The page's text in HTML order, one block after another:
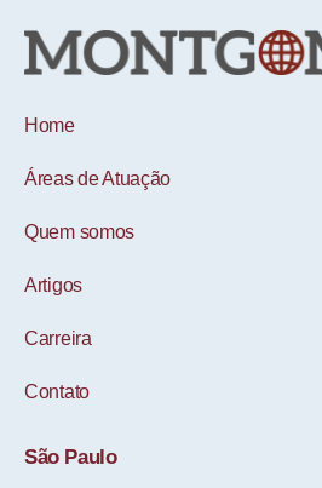
Home
Áreas de Atuação
Quem somos
Artigos
Carreira
Contato
São Paulo